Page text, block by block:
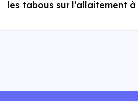
les tabous sur l’allaitement